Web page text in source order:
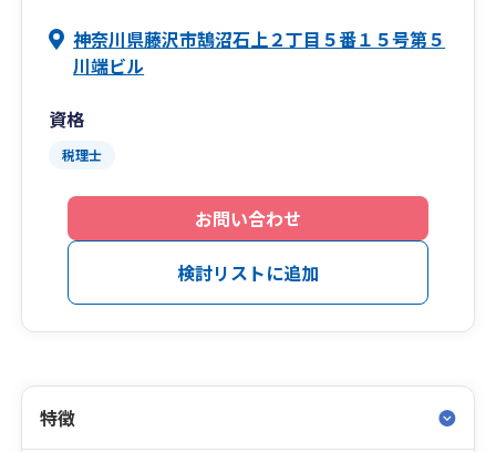
神奈川県藤沢市鵠沼石上２丁目５番１５号第５
川端ビル
資格
税理士
お問い合わせ
検討リストに追加
特徴